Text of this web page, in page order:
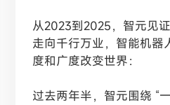
从2023到2025，智元见
走向千行万业，智能机器
度和广度改变世界：
过去两年半，智元围绕 “